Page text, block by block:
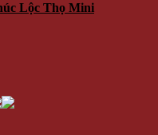
Lộc Thọ Mini